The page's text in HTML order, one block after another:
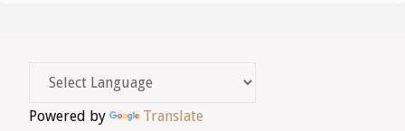
i
ó
Powered by Translate